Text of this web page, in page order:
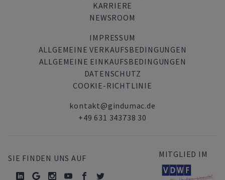
KARRIERE
NEWSROOM
IMPRESSUM
ALLGEMEINE VERKAUFSBEDINGUNGEN
ALLGEMEINE EINKAUFSBEDINGUNGEN
DATENSCHUTZ
COOKIE-RICHTLINIE
kontakt@gindumac.de
+49 631 343738 30
SIE FINDEN UNS AUF MITGLIED IM